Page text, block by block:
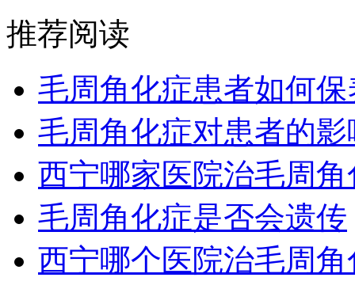
推荐阅读
毛周角化症患者如何保
毛周角化症对患者的
西宁哪家医院治毛周
毛周角化症是否会遗传
西宁哪个医院治毛周